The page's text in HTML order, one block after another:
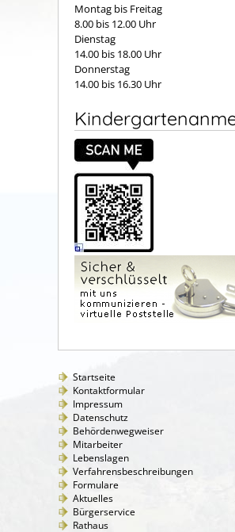
Montag bis Freitag
8.00 bis 12.00 Uhr
Dienstag
14.00 bis 18.00 Uhr
Donnerstag
14.00 bis 16.30 Uhr
Startseite
Kontaktformular
Impressum
Datenschutz
Behördenwegweiser
Mitarbeiter
Lebenslagen
Verfahrensbeschreibungen
Formulare
Aktuelles
Bürgerservice
Rathaus